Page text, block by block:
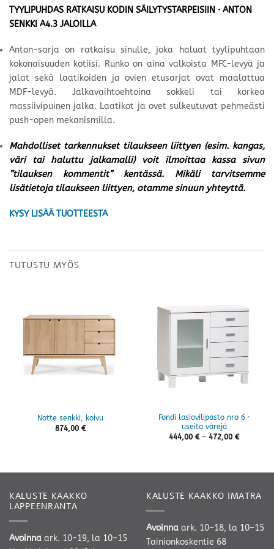
TYYLIPUHDAS RATKAISU KODIN SÄILYTYSTARPEISIIN · ANTON
SENKKI A4.3 JALOILLA
Anton-sarja on ratkaisu sinulle, joka haluat tyylipuhtaan
kokonaisuuden kotiisi. Runko on aina valkoista MFC-levyä ja
jalat sekä laatikoiden ja ovien etusarjat ovat maalattua
MDF-levyä. Jalkavaihtoehtoina sokkeli tai korkea
massiivipuinen jalka. Laatikot ja ovet sulkeutuvat pehmeästi
push-open mekanismilla.
Mahdolliset tarkennukset tilaukseen liittyen (esim. kangas,
väri tai haluttu jalkamalli) voit ilmoittaa kassa sivun
”tilauksen kommentit” kentässä. Mikäli tarvitsemme
lisätietoja tilaukseen liittyen, otamme sinuun yhteyttä.
KYSY LISÄÄ TUOTTEESTA
TUTUSTU MYÖS
Notte senkki, koivu
874,00 €
Fondi lasiovilipasto nro 6 ·
useita värejä
444,00 € – 472,00 €
KALUSTE KAAKKO
LAPPEENRANTA
Avoinna ark. 10-19, la 10-15
KALUSTE KAAKKO IMATRA
Avoinna ark. 10–18, la 10–15
Tainionkoskentie 68